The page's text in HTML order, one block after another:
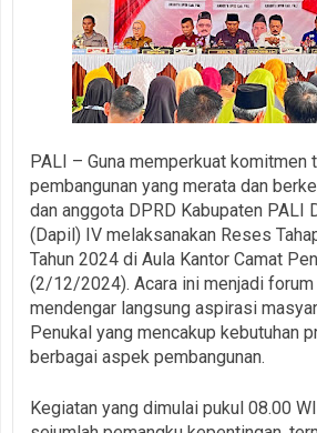
PALI – Guna memperkuat komitmen
pembangunan yang merata dan
dan anggota DPRD Kabupaten PALI
(Dapil) IV melaksanakan Reses
Tahun 2024 di Aula Kantor Camat
(2/12/2024). Acara ini menjadi
mendengar langsung aspirasi
Penukal yang mencakup kebutuhan
berbagai aspek pembangunan.
Kegiatan yang dimulai pukul 08.00